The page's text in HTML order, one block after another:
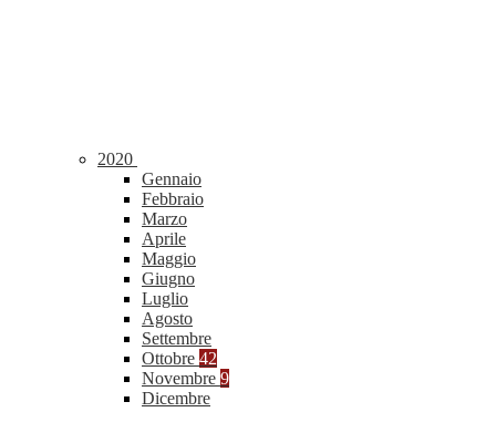
2020
Gennaio
Febbraio
Marzo
Aprile
Maggio
Giugno
Luglio
Agosto
Settembre
Ottobre 42
Novembre 9
Dicembre